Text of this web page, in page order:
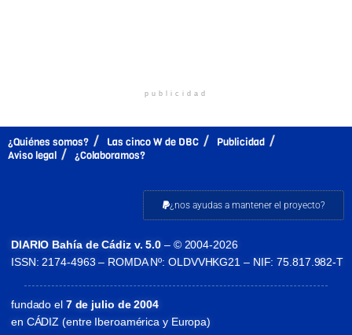
publicidad
¿Quiénes somos? Las cinco W de DBC
Publicidad
Aviso legal
¿Colaboramos?
¿nos ayudas a mantener el proyecto?
DIARIO Bahía de Cádiz v. 5.0 – © 2004-2026
ISSN: 2174-4963 – ROMDA Nº: OLDVVHKG21 – NIF: 75.817.982-T
fundado el7 de julio de 2004
en CÁDIZ (entre Iberoamérica y Europa)